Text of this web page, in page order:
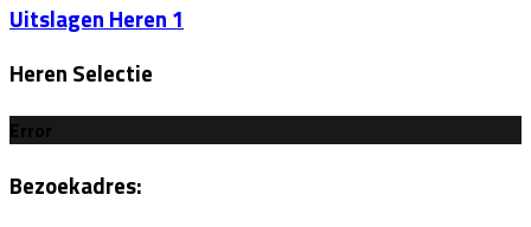
Uitslagen Heren 1
Heren Selectie
Error
Bezoekadres: